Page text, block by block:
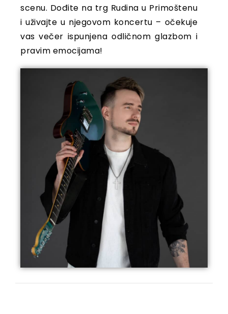
scenu. Dođite na trg Rudina u Primoštenu
i uživajte u njegovom koncertu – očekuje
vas večer ispunjena odličnom glazbom i
pravim emocijama!